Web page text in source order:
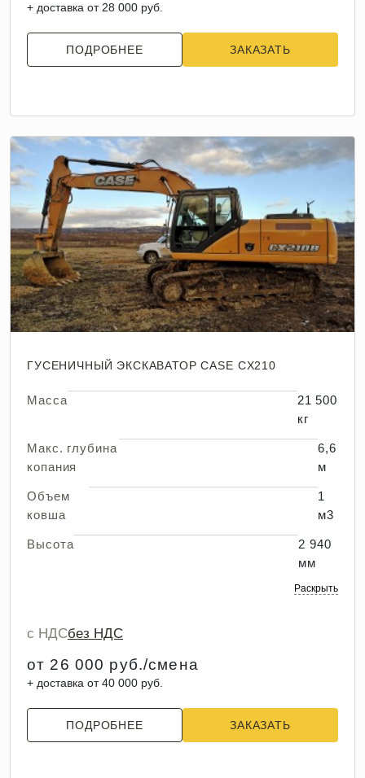
+ доставка от 28 000 руб.
ПОДРОБНЕЕ ЗАКАЗАТЬ
ГУСЕНИЧНЫЙ ЭКСКАВАТОР CASE CX210
Масса
21 500
кг
Макс. глубина
копания
6,6
м
Объем
ковша
1
м3
Высота
2 940
мм
Раскрыть
с НДСбез НДС
от 26 000 руб./смена
+ доставка от 40 000 руб.
ПОДРОБНЕЕ ЗАКАЗАТЬ